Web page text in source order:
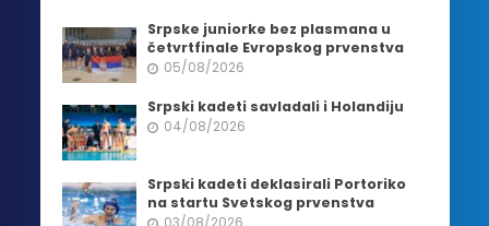
Srpske juniorke bez plasmana u
četvrtfinale Evropskog prvenstva
05/08/2026
Srpski kadeti savladali i Holandiju
04/08/2026
Srpski kadeti deklasirali Portoriko
na startu Svetskog prvenstva